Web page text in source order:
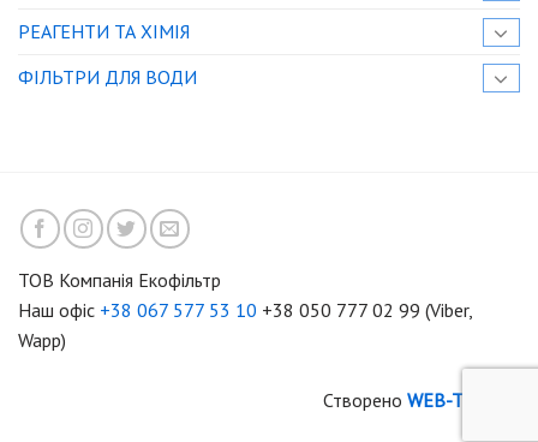
РЕАГЕНТИ ТА ХІМІЯ
ФІЛЬТРИ ДЛЯ ВОДИ
ТОВ Компанія Екофільтр
Наш офіс +38 067 577 53 10 +38 050 777 02 99 (Viber,
Wapp)
Створено WEB-TIME